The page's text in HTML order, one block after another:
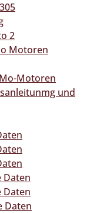
2
Motoren
Motoren
und
Daten
Daten
Daten